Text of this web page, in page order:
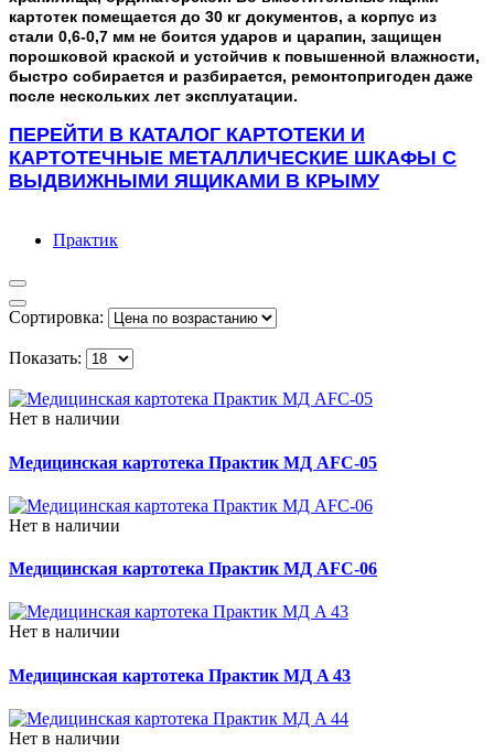
картотек помещается до 30 кг документов, а корпус из
стали 0,6-0,7 мм не боится ударов и царапин, защищен
порошковой краской и устойчив к повышенной влажности,
быстро собирается и разбирается, ремонтопригоден даже
после нескольких лет эксплуатации.
ПЕРЕЙТИ В КАТАЛОГ КАРТОТЕКИ И
КАРТОТЕЧНЫЕ МЕТАЛЛИЧЕСКИЕ ШКАФЫ С
ВЫДВИЖНЫМИ ЯЩИКАМИ В КРЫМУ
Практик
Сортировка:
Показать:
Нет в наличии
Медицинская картотека Практик МД AFC-05
Нет в наличии
Медицинская картотека Практик МД AFC-06
Нет в наличии
Медицинская картотека Практик МД A 43
Нет в наличии